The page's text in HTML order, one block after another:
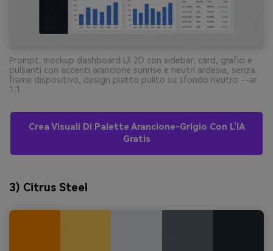
Prompt: mockup dashboard UI 2D con sidebar, card, grafici e
pulsanti con accenti arancione sunrise e neutri ardesia, senza
frame dispositivo, design piatto pulito su sfondo neutro --ar
1:1
Crea Visuali Di Palette Arancione-Grigio Con L’IA
Gratis
3) Citrus Steel